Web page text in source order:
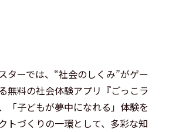
ターでは、“社会のしくみ”がゲー
無料の社会体験アプリ『ごっこラ
「子どもが夢中になれる」体験を
トづくりの一環として、多彩な知